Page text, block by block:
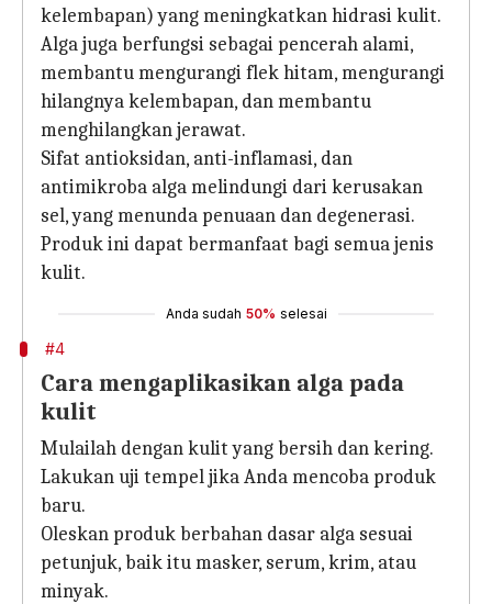
kelembapan) yang meningkatkan hidrasi kulit.
Alga juga berfungsi sebagai pencerah alami,
membantu mengurangi flek hitam, mengurangi
hilangnya kelembapan, dan membantu
menghilangkan jerawat.
Sifat antioksidan, anti-inflamasi, dan
antimikroba alga melindungi dari kerusakan
sel, yang menunda penuaan dan degenerasi.
Produk ini dapat bermanfaat bagi semua jenis
kulit.
Anda sudah 50% selesai
#4
Cara mengaplikasikan alga pada
kulit
Mulailah dengan kulit yang bersih dan kering.
Lakukan uji tempel jika Anda mencoba produk
baru.
Oleskan produk berbahan dasar alga sesuai
petunjuk, baik itu masker, serum, krim, atau
minyak.